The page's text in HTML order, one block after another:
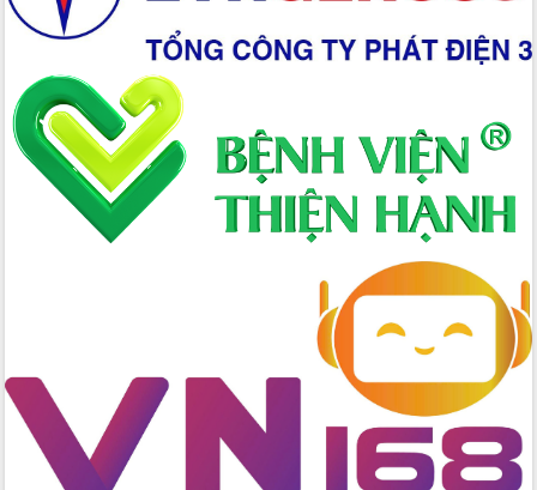
Chuyển đổi số 'mở đường' cho nông
nghiệp Đắk Lắk tăng trưởng bứt phá
Triển khai đồng bộ đo đạc, lập hồ sơ
địa chính, hoàn thiện cơ sở dữ liệu đất
đai
Ứng dụng sinh trắc học - Bước tiến
trong hành trình chuyển đổi số tại Đắk
Đắk Lắk nâng cao hiệu quả công tác
chuyển đổi số cho cán bộ, công chức
cấp xã
Đắk Lắk phát động hưởng ứng Ngày
Quyền của người tiêu dùng Việt Nam